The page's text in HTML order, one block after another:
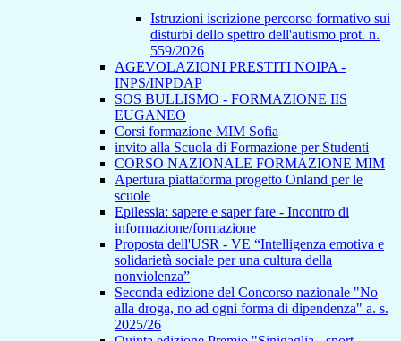
Istruzioni iscrizione percorso formativo sui
disturbi dello spettro dell'autismo prot. n.
559/2026
AGEVOLAZIONI PRESTITI NOIPA -
INPS/INPDAP
SOS BULLISMO - FORMAZIONE IIS
EUGANEO
Corsi formazione MIM Sofia
invito alla Scuola di Formazione per Studenti
CORSO NAZIONALE FORMAZIONE MIM
Apertura piattaforma progetto Onland per le
scuole
Epilessia: sapere e saper fare - Incontro di
informazione/formazione
Proposta dell'USR - VE “Intelligenza emotiva e
solidarietà sociale per una cultura della
nonviolenza”
Seconda edizione del Concorso nazionale "No
alla droga, no ad ogni forma di dipendenza" a. s.
2025/26